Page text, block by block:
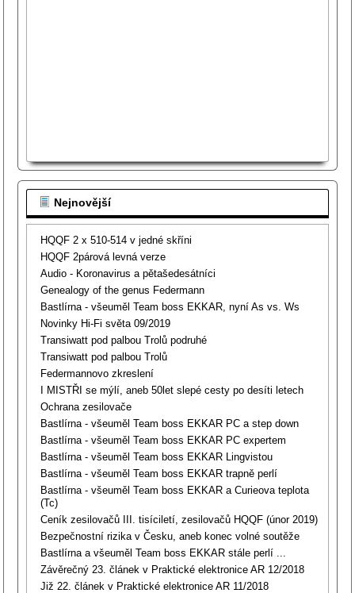
Nejnovější
HQQF 2 x 510-514 v jedné skříni
HQQF 2párová levná verze
Audio - Koronavirus a pětašedesátníci
Genealogy of the genus Federmann
Bastlírna - všeuměl Team boss EKKAR, nyní As vs. Ws
Novinky Hi-Fi světa 09/2019
Transiwatt pod palbou Trolů podruhé
Transiwatt pod palbou Trolů
Federmannovo zkreslení
I MISTŘI se mýlí, aneb 50let slepé cesty po desíti letech
Ochrana zesilovače
Bastlírna - všeuměl Team boss EKKAR PC a step down
Bastlírna - všeuměl Team boss EKKAR PC expertem
Bastlírna - všeuměl Team boss EKKAR Lingvistou
Bastlírna - všeuměl Team boss EKKAR trapně perlí
Bastlírna - všeuměl Team boss EKKAR a Curieova teplota
(Tc)
Ceník zesilovačů III. tisíciletí, zesilovačů HQQF (únor 2019)
Bezpečnostní rizika v Česku, aneb konec volné soutěže
Bastlírna a všeuměl Team boss EKKAR stále perlí ...
Závěrečný 23. článek v Praktické elektronice AR 12/2018
Již 22. článek v Praktické elektronice AR 11/2018